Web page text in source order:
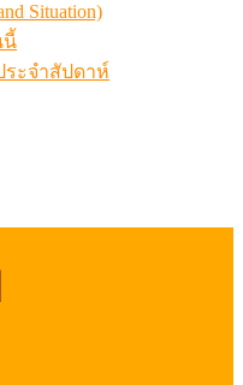
Situation)
นี้
ะจำสัปดาห์